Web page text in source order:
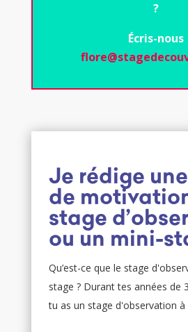
?
Écris-nous
Je rédige
de
stage
ou un mini-
Qu’est-ce que le stage
stage ? Durant tes années de
tu as un stage d'observation à